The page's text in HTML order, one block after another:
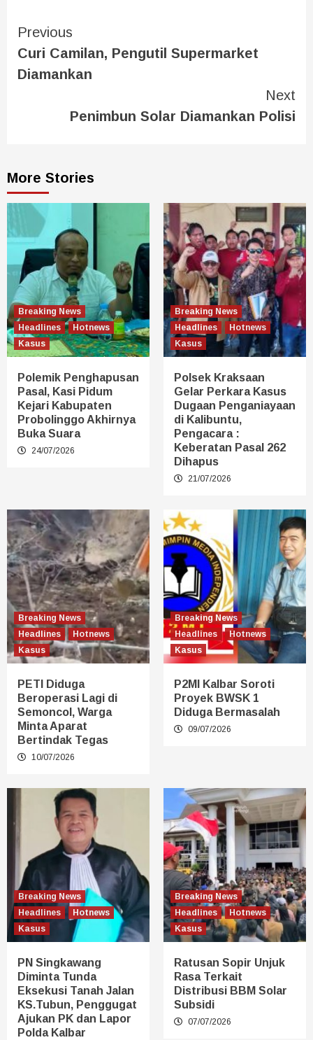
Previous
Curi Camilan, Pengutil Supermarket
Diamankan
Next
Penimbun Solar Diamankan Polisi
More Stories
Breaking News
Headlines
Hotnews
Kasus
Polemik Penghapusan
Pasal, Kasi Pidum
Kejari Kabupaten
Probolinggo Akhirnya
Buka Suara
24/07/2026
Breaking News
Headlines
Hotnews
Kasus
Polsek Kraksaan
Gelar Perkara Kasus
Dugaan Penganiayaan
di Kalibuntu,
Pengacara :
Keberatan Pasal 262
Dihapus
21/07/2026
Breaking News
Headlines
Hotnews
Kasus
PETI Diduga
Beroperasi Lagi di
Semoncol, Warga
Minta Aparat
Bertindak Tegas
10/07/2026
Breaking News
Headlines
Hotnews
Kasus
P2MI Kalbar Soroti
Proyek BWSK 1
Diduga Bermasalah
09/07/2026
Breaking News
Headlines
Hotnews
Kasus
PN Singkawang
Diminta Tunda
Eksekusi Tanah Jalan
KS.Tubun, Penggugat
Ajukan PK dan Lapor
Polda Kalbar
Breaking News
Headlines
Hotnews
Kasus
Ratusan Sopir Unjuk
Rasa Terkait
Distribusi BBM Solar
Subsidi
07/07/2026